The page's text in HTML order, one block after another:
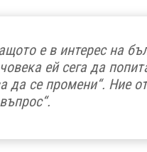
е в интерес на
ей сега да
да се промени“. Ние